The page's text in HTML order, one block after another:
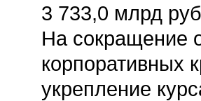
3 733,0 млрд
На сокращение
корпоративных
укрепление